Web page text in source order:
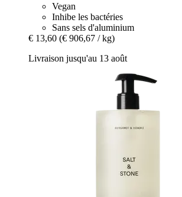
Vegan
Inhibe les bactéries
Sans sels d'aluminium
€ 13,60 (€ 906,67 / kg)
Livraison jusqu'au 13 août